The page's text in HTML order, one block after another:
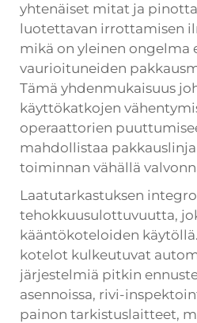
yhtenäiset mitat ja
luotettavan irrottamisen
mikä on yleinen ongelma
vaurioituneiden
Tämä yhdenmukaisuus
käyttökatkojen
operaattorien
mahdollistaa
toiminnan vähällä
Laatutarkastuksen
tehokkuusulottuvuutta,
kääntökoteloiden
kotelot kulkeutuvat
järjestelmiä pitkin
asennoissa, rivi-
painon tarkistuslaitteet,